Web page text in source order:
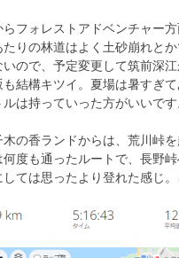
フォレストアドベンチャー
たりの林道はよく土砂崩れと
ので、予定変更して筑前深
も結構キツイ。夏場は暑すぎ
ルは持っていった方がいいです
木の香ランドからは、荒川峠
度も通ったルートで、長野
しては思ったより登れた感じ